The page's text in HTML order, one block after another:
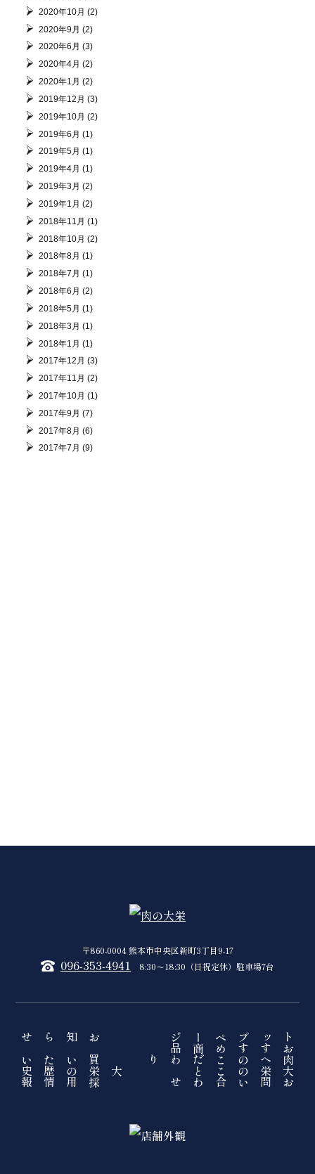
2020年10月 (2)
2020年9月 (2)
2020年6月 (3)
2020年4月 (2)
2020年1月 (2)
2019年12月 (3)
2019年10月 (2)
2019年6月 (1)
2019年5月 (1)
2019年4月 (1)
2019年3月 (2)
2019年1月 (2)
2018年11月 (1)
2018年10月 (2)
2018年8月 (1)
2018年7月 (1)
2018年6月 (2)
2018年5月 (1)
2018年3月 (1)
2018年1月 (1)
2017年12月 (3)
2017年11月 (2)
2017年10月 (1)
2017年9月 (7)
2017年8月 (6)
2017年7月 (9)
〒860-0004 熊本市中央区新町3丁目9-17
096-353-4941 8:30〜18:30（日祝定休）駐車場7台
トップページ
お知らせ
おすすめ商品
肉へのこだわり
買いたい
大栄のこと
大栄の歴史
お問い合わせ
採用情報